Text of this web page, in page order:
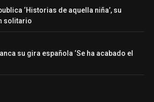
‘Historias de aquella niña’, su
solitario
su gira española ‘Se ha acabado el